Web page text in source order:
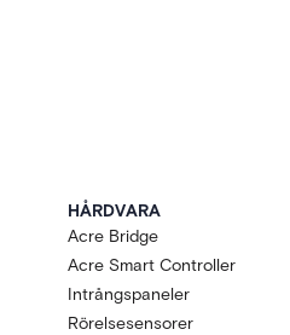
HÅRDVARA
Acre Bridge
Acre Smart Controller
Intrångspaneler
Rörelsesensorer